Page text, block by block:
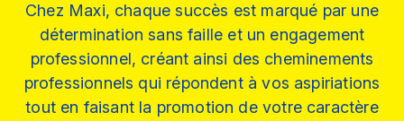
Chez Maxi, chaque succès est marqué par une
détermination sans faille et un engagement
professionnel, créant ainsi des cheminements
professionnels qui répondent à vos aspiriations
tout en faisant la promotion de votre caractère